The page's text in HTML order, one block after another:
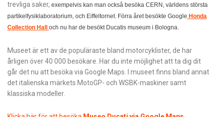
trevliga saker, exempelvis kan man också besöka CERN, världens största
partikelfysiklaboratorium, och Eiffeltornet. Förra året besökte Google Honda
Collection Hall och nu har de besökt Ducatis museum i Bologna.
Museet är ett av de populäraste bland motorcyklister, de har
årligen över 40 000 besökare. Har du inte möjlighet att ta dig dit
går det nu att besöka via Google Maps. I museet finns bland annat
det italienska märkets MotoGP- och WSBK-maskiner samt
klassiska modeller.